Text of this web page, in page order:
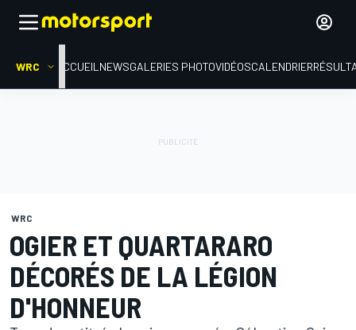
WRC ACCUEIL NEWSGALERIES PHOTOVIDÉOSCALENDRIER
WRC
OGIER ET QUARTARARO
DÉCORÉS DE LA LÉGION
D'HONNEUR